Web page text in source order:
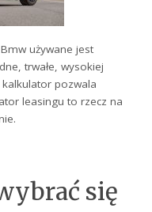
używane jest
trwałe, wysokiej
pozwala
leasingu to rzecz na
się